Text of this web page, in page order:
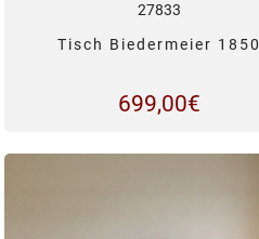
27833
Tisch Biedermeier 1850
699,00€